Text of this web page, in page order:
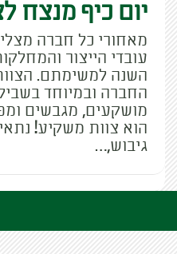
יום כיף מנצח
מאחורי כל חברה
עובדי הייצור
השנה למשימתם.
החברה ובמיוחד
מושקעים, מגבשים
הוא צוות משקיע!
גיבוש,…